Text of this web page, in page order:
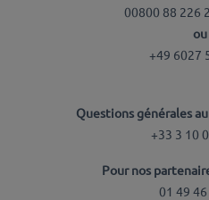
00800 88 226
ou
+49 6027
Questions générales
+33 3 10
Pour nos
01 49